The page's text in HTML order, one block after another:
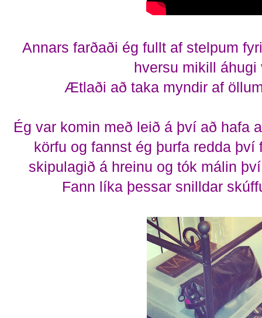
Annars farðaði ég fullt af stelpum
hversu mikill áhugi
Ætlaði að taka myndir af
Ég var komin með leið á því að hafa
körfu og fannst ég þurfa redda
skipulagið á hreinu og tók málin
Fann líka þessar snilldar